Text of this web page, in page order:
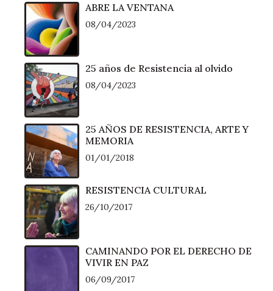
ABRE LA VENTANA
08/04/2023
25 años de Resistencia al olvido
08/04/2023
25 AÑOS DE RESISTENCIA, ARTE Y
MEMORIA
01/01/2018
RESISTENCIA CULTURAL
26/10/2017
CAMINANDO POR EL DERECHO DE
VIVIR EN PAZ
06/09/2017